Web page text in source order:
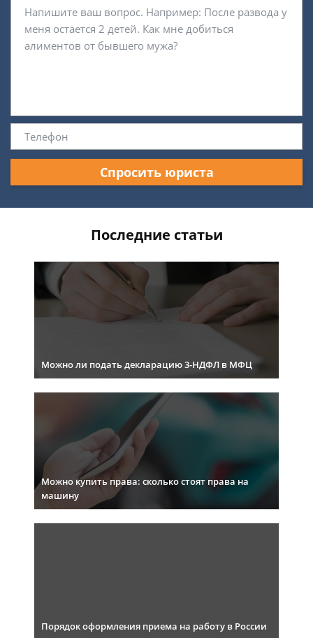
Спросить юриста
Последние статьи
Можно ли подать декларацию 3-НДФЛ в МФЦ
Можно купить права: сколько стоят права на
машину
Порядок оформления приема на работу в России